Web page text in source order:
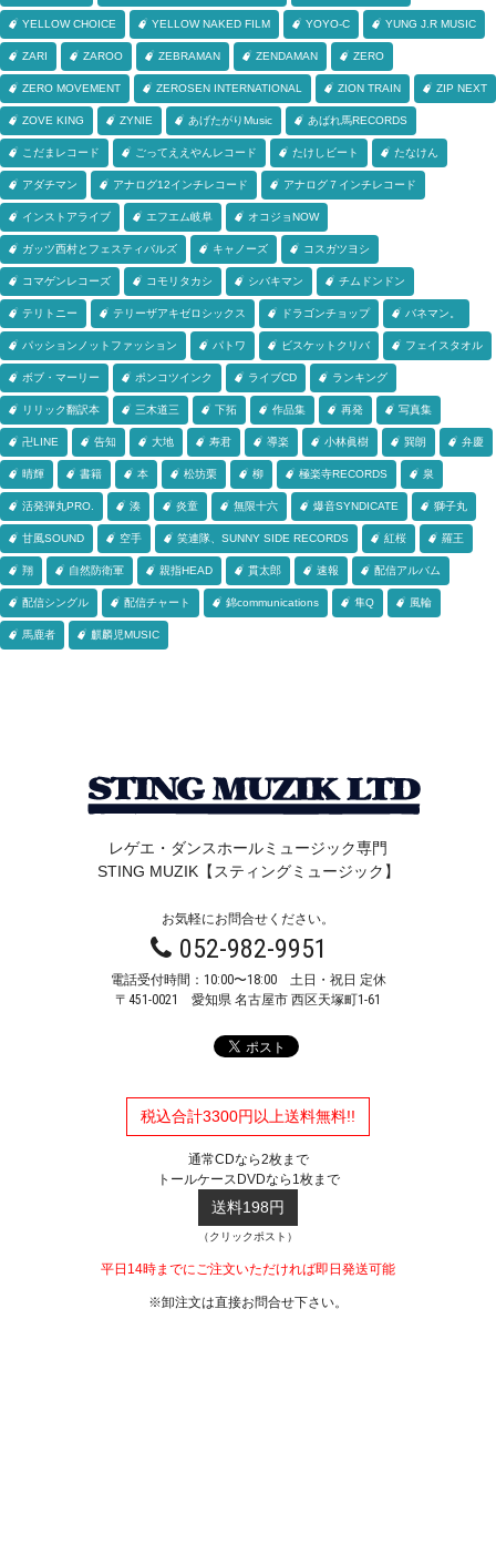
YELLOW CHOICE YELLOW NAKED FILM YOYO-C YUNG J.R MUSIC
ZARI ZAROO ZEBRAMAN ZENDAMAN ZERO
ZERO MOVEMENT ZEROSEN INTERNATIONAL ZION TRAIN ZIP NEXT
ZOVE KING ZYNIE あげたがりMusic あばれ馬RECORDS
こだまレコード ごってええやんレコード たけしビート たなけん
アダチマン アナログ12インチレコード アナログ７インチレコード
インストアライブ エフエム岐阜 オコジョNOW
ガッツ西村とフェスティバルズ キャノーズ コスガツヨシ
コマゲンレコーズ コモリタカシ シバキマン チムドンドン
テリトニー テリーザアキゼロシックス ドラゴンチョップ バネマン。
パッションノットファッション パトワ ビスケットクリバ フェイスタオル
ボブ・マーリー ポンコツインク ライブCD ランキング
リリック翻訳本 三木道三 下拓 作品集 再発 写真集
卍LINE 告知 大地 寿君 導楽 小林眞樹 巽朗 弁慶
晴輝 書籍 本 松坊栗 柳 極楽寺RECORDS 泉
活発弾丸PRO. 湊 炎童 無限十六 爆音SYNDICATE 獅子丸
甘風SOUND 空手 笑連隊、SUNNY SIDE RECORDS 紅桜 羅王
翔 自然防衛軍 親指HEAD 貫太郎 速報 配信アルバム
配信シングル 配信チャート 錦communications 隼Q 風輪
馬鹿者 麒麟児MUSIC
レゲエ・ダンスホールミュージック専門
STING MUZIK【スティングミュージック】
お気軽にお問合せください。
052-982-9951
電話受付時間：10:00〜18:00 土日・祝日 定休
〒451-0021 愛知県 名古屋市 西区天塚町1-61
税込合計3300円以上送料無料!!
通常CDなら2枚まで
トールケースDVDなら1枚まで
送料198円
（クリックポスト）
平日14時までにご注文いただければ即日発送可能
※卸注文は直接お問合せ下さい。